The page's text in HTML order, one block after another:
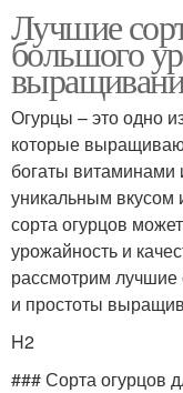
Лучшие
большого
Огурцы – это одно
которые
богаты
уникальным
сорта огурцов
урожайность и
рассмотрим лучшие
и простоты
H2
### Сорта огурцов